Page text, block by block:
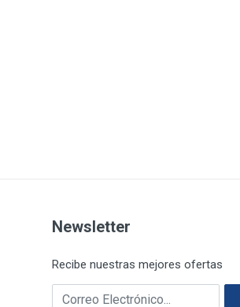
Newsletter
Recibe nuestras mejores ofertas
Correo electrónico